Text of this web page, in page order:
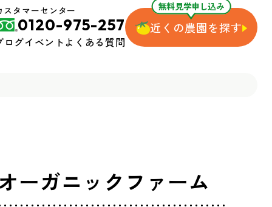
スタマーセンター
0120-975-257
ログイベントよくある質問
無料見学申し込み
近くの農園を探す
ーガニックファーム